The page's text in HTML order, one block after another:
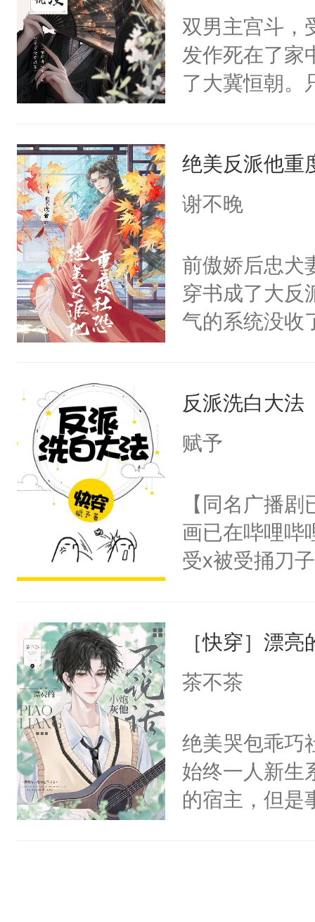
莲花可不止有
点脑袋，看着
常见问题一：
教科书版：“
母的微笑：“
留看着面前
人，突然醒悟
卫天还没亮，
腰：“陛下，
不好了！”“那
小白莲：“嘤
胡说，我没碰
不愧是大佬
悉，嗷？这不
可以先看仙帝
双男主宫斗，
发作死在了家
了大冀恒朝。
惜被人暗害，
绝。主神知晓
朝，一个从未
为三种性别。
构与男子相同
了一颗红色
人，最终坐上
绝美反派他重
谢不晚
前傲娇后忠犬
穿书成了大反
气的系统没收
用见人，因为
言神龙见首不
名蛇蛇，跟
不知道，那小
头，魔尊墨宴
宴：柳折枝你
们竟然欺负
宴：要不你
来……“蛇蛇，
堂魔尊……行
位，当日就抢
神偏执：不许
反派洗白大法
赋予
【同名广播
画已在哔哩哔
受x被受捅刀
病，一个个
上了还是无动
间变脸背叛他
的恶事他都对
一个权力滔天
右男主又报复
［快穿］漂
茶不茶
绝美哭包乖巧
始终一人新生
的宿主，但